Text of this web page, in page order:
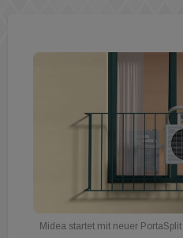
Midea startet mit neuer